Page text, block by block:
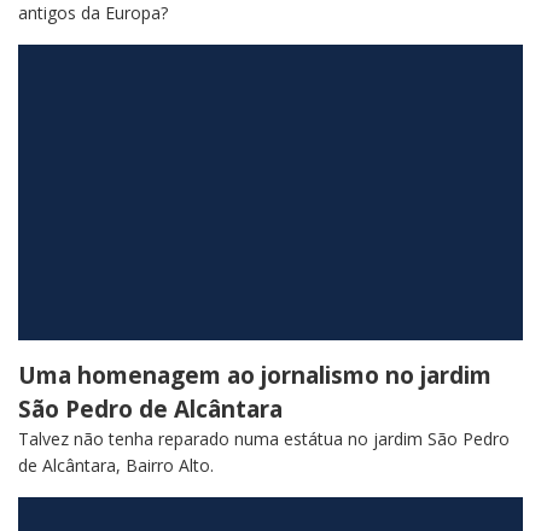
antigos da Europa?
Uma homenagem ao jornalismo no jardim
São Pedro de Alcântara
Talvez não tenha reparado numa estátua no jardim São Pedro
de Alcântara, Bairro Alto.